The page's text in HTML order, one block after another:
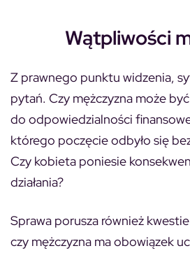
Wątpliwości
Z prawnego punktu widzenia,
pytań. Czy mężczyzna może
do odpowiedzialności
którego poczęcie odbyło się
Czy kobieta poniesie
działania?
Sprawa porusza również
czy mężczyzna ma obowiązek